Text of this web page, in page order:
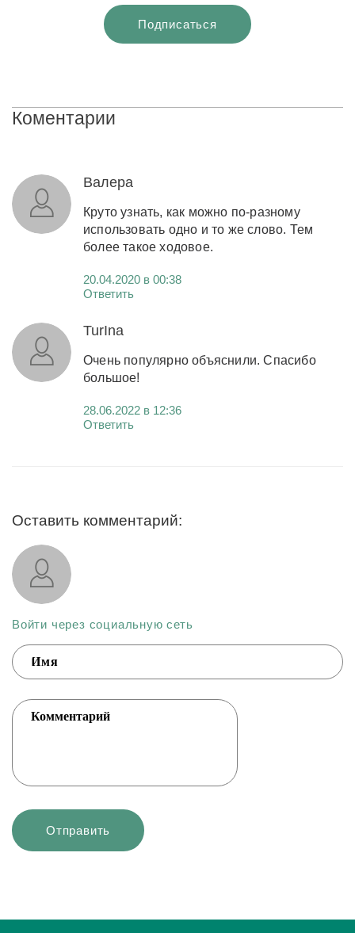
Коментарии
Валера
Круто узнать, как можно по-разному
использовать одно и то же слово. Тем
более такое ходовое.
20.04.2020 в 00:38
Ответить
TurIna
Очень популярно объяснили. Спасибо
большое!
28.06.2022 в 12:36
Ответить
Оставить комментарий:
Войти через социальную сеть